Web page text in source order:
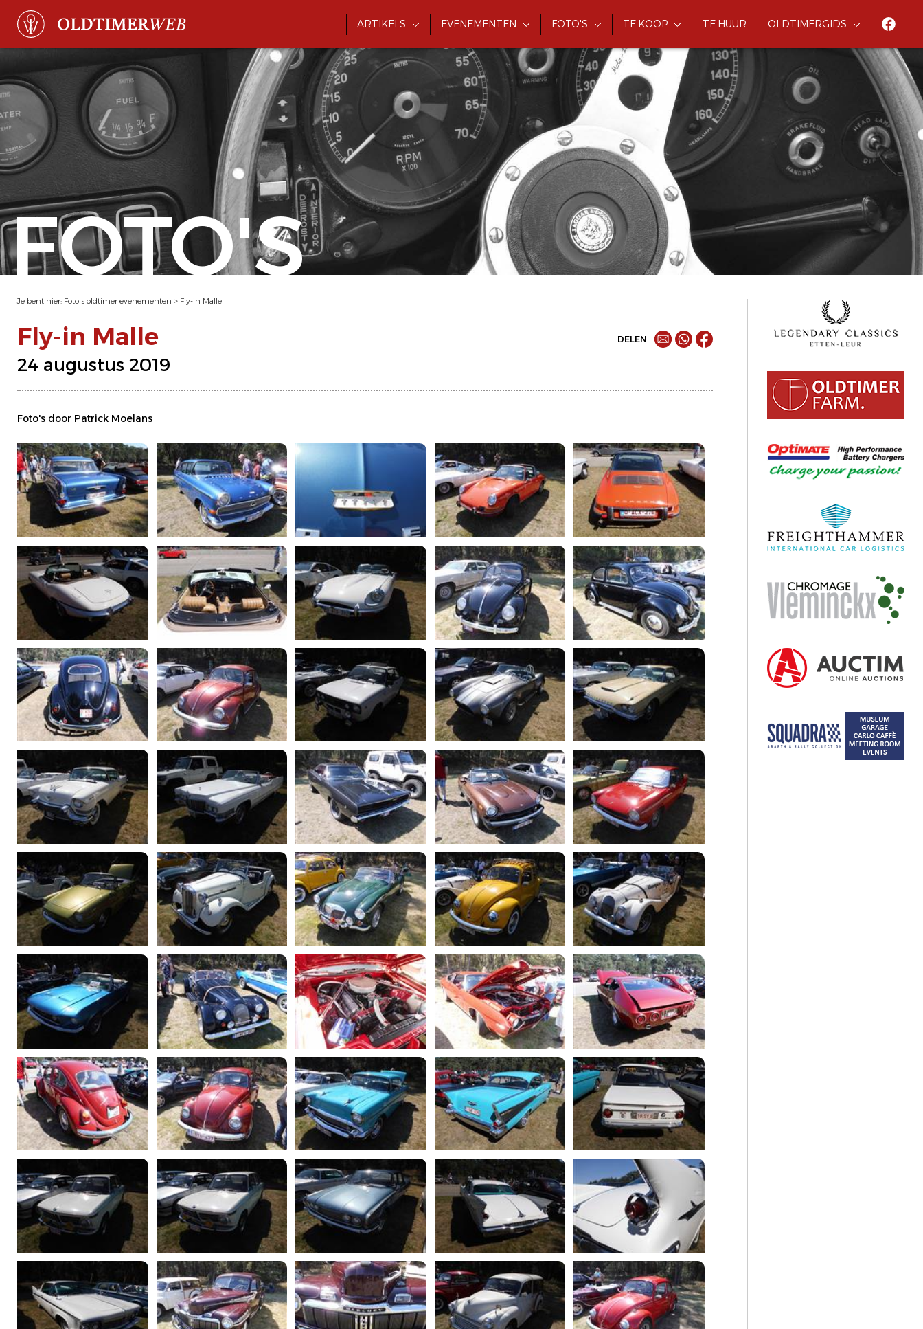
ARTIKELS EVENEMENTEN FOTO'S TE KOOP TE HUUR OLDTIMERGIDS
FOTO'S
Je bent hier: Foto's oldtimer evenementen > Fly-in Malle
Fly-in Malle
24 augustus 2019
DELEN
Foto's door Patrick Moelans